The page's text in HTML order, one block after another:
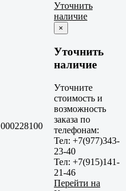
000228100
Уточнить
наличие
×
Уточнить
наличие
Уточните
стоимость и
возможность
заказа по
телефонам:
Тел: +7(977)343-
23-40
Тел: +7(915)141-
21-46
Перейти на